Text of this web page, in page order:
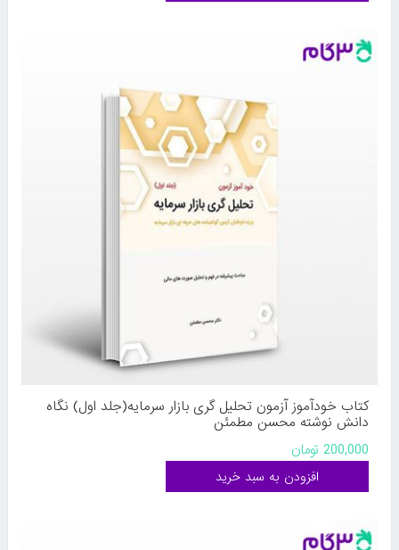
کتاب خودآموز آزمون تحلیل گری بازار سرمایه(جلد اول) نگاه
دانش نوشته محسن مطمئن
200,000 تومان